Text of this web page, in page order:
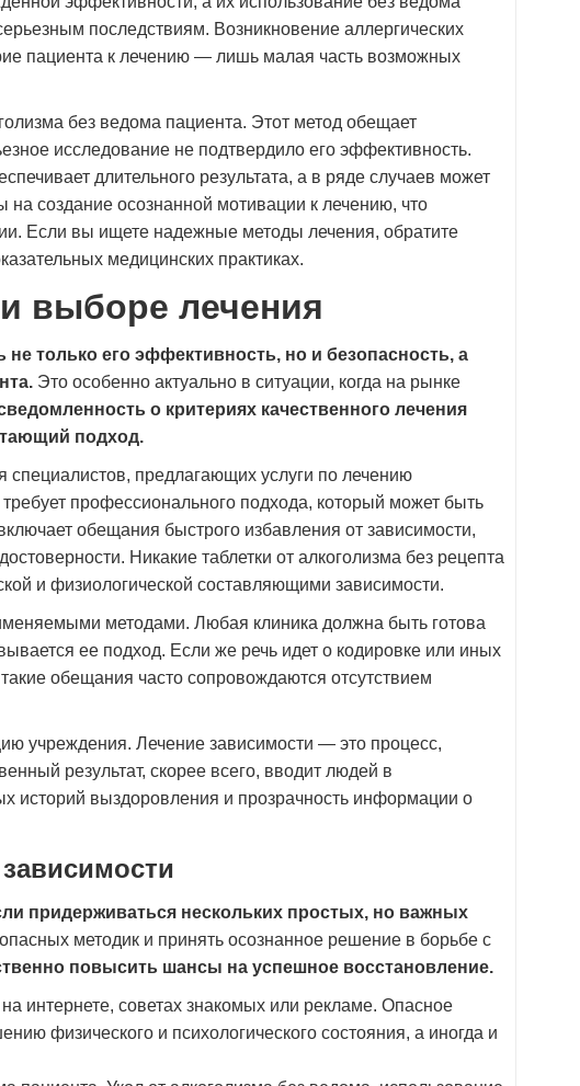
последствиям. Возникновение аллергических
пациента к лечению — лишь малая часть возможных
без ведома пациента. Этот метод обещает
исследование не подтвердило его эффективность.
длительного результата, а в ряде случаев может
создание осознанной мотивации к лечению, что
Если вы ищете надежные методы лечения, обратите
медицинских практиках.
выборе лечения
только его эффективность, но и безопасность, а
Это особенно актуально в ситуации, когда на рынке
о критериях качественного лечения
подход.
предлагающих услуги по лечению
профессионального подхода, который может быть
обещания быстрого избавления от зависимости,
Никакие таблетки от алкоголизма без рецепта
и физиологической составляющими зависимости.
методами. Любая клиника должна быть готова
ее подход. Если же речь идет о кодировке или иных
обещания часто сопровождаются отсутствием
учреждения. Лечение зависимости — это процесс,
результат, скорее всего, вводит людей в
историй выздоровления и прозрачность информации о
придерживаться нескольких простых, но важных
методик и принять осознанное решение в борьбе с
повысить шансы на успешное восстановление.
интернете, советах знакомых или рекламе. Опасное
физического и психологического состояния, а иногда и